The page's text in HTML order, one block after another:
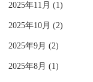
2025年11月 (1)
2025年10月 (2)
2025年9月 (2)
2025年8月 (1)